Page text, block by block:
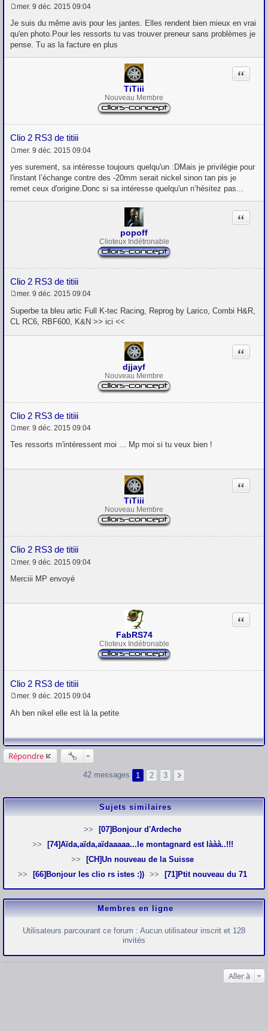
e
s
s
a
g
mer. 9 déc. 2015 09:04
Je suis du même avis pour les jantes. Elles rendent bien mieux en vrai
qu'en photo.Pour les ressorts tu vas trouver preneur sans problèmes je
pense. Tu as la facture en plus
TiTiii
Nouveau Membre
Clio 2 RS3 de titiii
Citation
e
s
a
mer. 9 déc. 2015 09:04
yes surement, sa intéresse toujours quelqu'un :DMais je privilégie pour
l'instant l’échange contre des -20mm serait nickel sinon tan pis je
remet ceux d'origine.Donc si sa intéresse quelqu'un n’hésitez pas...
popoff
Clioteux Indétronable
Clio 2 RS3 de titiii
Citation
e
s
s
a
mer. 9 déc. 2015 09:04
Superbe ta bleu artic Full K-tec Racing, Reprog by Larico, Combi H&R,
CL RC6, RBF600, K&N >> ici <<
djjayf
Nouveau Membre
Clio 2 RS3 de titiii
Citation
e
a
mer. 9 déc. 2015 09:04
Tes ressorts m'intéressent moi ... Mp moi si tu veux bien !
TiTiii
Nouveau Membre
Clio 2 RS3 de titiii
Citation
e
a
mer. 9 déc. 2015 09:04
Merciii MP envoyé
FabRS74
Clioteux Indétronable
Clio 2 RS3 de titiii
Citation
e
a
g
e
mer. 9 déc. 2015 09:04
Ah ben nikel elle est là la petite
Répondre
42 messages 1 2 3
Sujets similaires
[07]Bonjour d'Ardeche
[74]Aïda,aïda,aïdaaaaa...le montagnard est lààà..!!!
[CH]Un nouveau de la Suisse
[66]Bonjour les clio rs istes :))
[71]Ptit nouveau du 71
Membres en ligne
Utilisateurs parcourant ce forum : Aucun utilisateur inscrit et 128
invités
Aller à